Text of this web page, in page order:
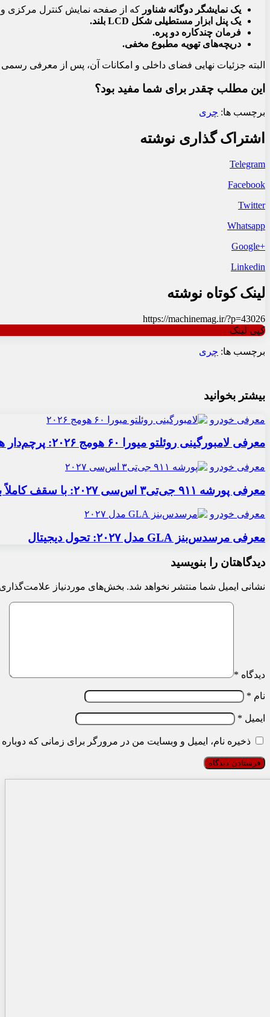
یک نمایشگر دوگانه شناور که از صفحه نمایش کنترل
یک پنل ابزار مستطیلی شکل LCD بلند.
فرمان چندکاره دو پره.
دریچه‌های تهویه مطبوع مخفی.
البته جزئیات نهایی فضای داخلی و امکانات آن، پس از معرفی
این مطلب چقدر برای شما مفید بود؟
برچسب ها: چری
اشتراک گذاری نوشته
Telegram
Facebook
Twitter
Whatsapp
+Google
Linkedin
لینک کوتاه نوشته
https://machinemag.ir/?p=43026
کپی لینک
برچسب ها: چری
بیشتر بخوانید
معرفی خودرو
معرفی لامبورگینی روئلتو میورا ۶۰ هومج ۲۰۲۶: پرچم‌دار هیبریدی
معرفی خودرو
معرفی پورشه ۹۱۱ جی‌تی۳ اس‌سی ۲۰۲۷: با سقف کاملاً برقی
معرفی خودرو
معرفی مرسدس‌بنز GLA مدل ۲۰۲۷: تحول دیجیتال
دیدگاهتان را بنویسید
نشانی ایمیل شما منتشر نخواهد شد. بخش‌های موردنیاز
دیدگاه *
نام *
ایمیل *
ذخیره نام، ایمیل و وبسایت من در مرورگر برای زمانی که